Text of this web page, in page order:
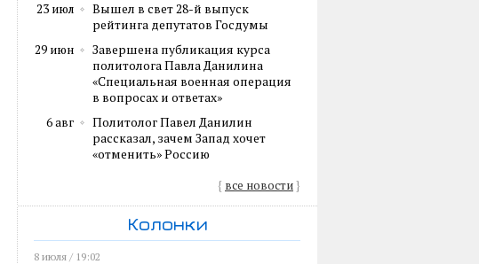
23 июл
Вышел в свет 28-й выпуск
рейтинга депутатов Госдумы
29 июн
Завершена публикация курса
политолога Павла Данилина
«Специальная военная операция
в вопросах и ответах»
6 авг
Политолог Павел Данилин
рассказал, зачем Запад хочет
«отменить» Россию
{ все новости}
Колонки
8 июля / 19:02